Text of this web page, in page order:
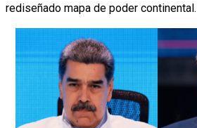
rediseñado mapa de poder continental.